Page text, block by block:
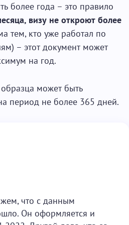
более года – это правило
визу не откроют более
тем, кто уже работал по
– этот документ может
на год.
может быть
период не более 365 дней.
что с данным
Он оформляется и